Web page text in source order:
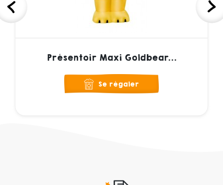
Présentoir Maxi Goldbear...
Se régaler